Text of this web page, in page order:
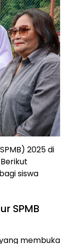
2025 di
siswa
SPMB
membuka